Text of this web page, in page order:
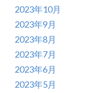
2023年10月
2023年9月
2023年8月
2023年7月
2023年6月
2023年5月